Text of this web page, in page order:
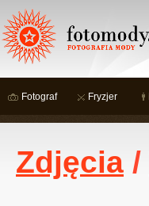
Fotograf Fryzjer
Zdjęcia /